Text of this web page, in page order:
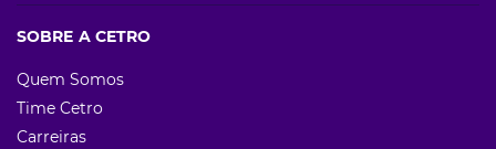
SOBRE A CETRO
Quem Somos
Time Cetro
Carreiras